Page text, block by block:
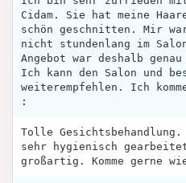
Cidam. Sie hat meine
schön geschnitten. Mir
nicht stundenlang im
Angebot war deshalb
Ich kann den Salon und
weiterempfehlen. Ich
:
Tolle
sehr hygienisch
großartig. Komme gerne